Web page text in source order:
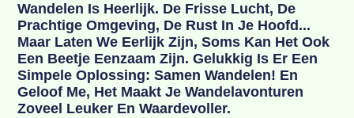
Wandelen Is Heerlijk. De Frisse Lucht, De
Prachtige Omgeving, De Rust In Je Hoofd...
Maar Laten We Eerlijk Zijn, Soms Kan Het Ook
Een Beetje Eenzaam Zijn. Gelukkig Is Er Een
Simpele Oplossing: Samen Wandelen! En
Geloof Me, Het Maakt Je Wandelavonturen
Zoveel Leuker En Waardevoller.